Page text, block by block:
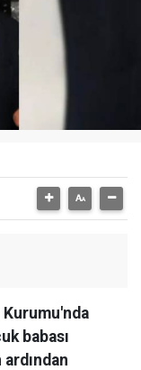
Kurumu'nda
babası